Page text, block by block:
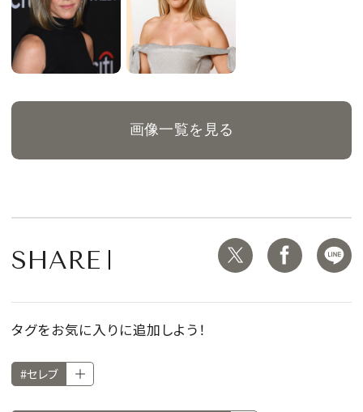
画像一覧を見る
SHARE
タグをお気に入りに追加しよう！
#セレブ